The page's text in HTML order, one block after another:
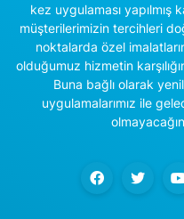
kez uygulaması yapılmış
müşterilerimizin tercihleri
noktalarda özel
olduğumuz hizmetin
Buna bağlı olarak
uygulamalarımız ile